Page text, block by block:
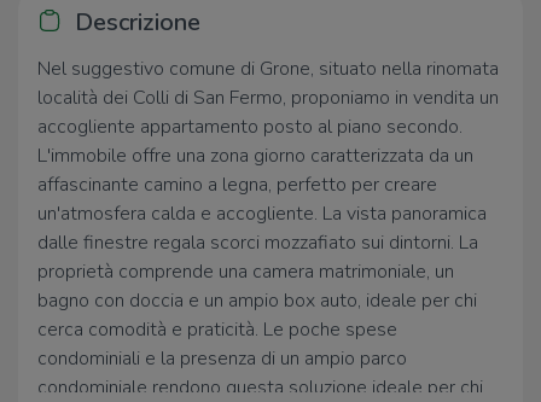
Descrizione
Nel suggestivo comune di Grone, situato nella rinomata
località dei Colli di San Fermo, proponiamo in vendita un
accogliente appartamento posto al piano secondo.
L'immobile offre una zona giorno caratterizzata da un
affascinante camino a legna, perfetto per creare
un'atmosfera calda e accogliente. La vista panoramica
dalle finestre regala scorci mozzafiato sui dintorni. La
proprietà comprende una camera matrimoniale, un
bagno con doccia e un ampio box auto, ideale per chi
cerca comodità e praticità. Le poche spese
condominiali e la presenza di un ampio parco
condominiale rendono questa soluzione ideale per chi